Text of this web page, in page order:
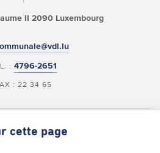
cette page
II 2090 Luxembourg
: 4796-2651
: 22 34 65
MIT DEM BUS